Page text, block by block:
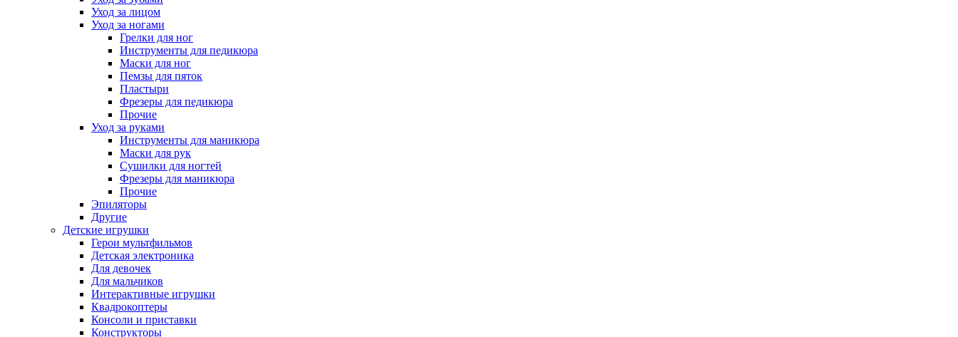
Уход за лицом
Уход за ногами
Грелки для ног
Инструменты для педикюра
Маски для ног
Пемзы для пяток
Пластыри
Фрезеры для педикюра
Прочие
Уход за руками
Инструменты для маникюра
Маски для рук
Сушилки для ногтей
Фрезеры для маникюра
Прочие
Эпиляторы
Другие
Детские игрушки
Герои мультфильмов
Детская электроника
Для девочек
Для мальчиков
Интерактивные игрушки
Квадрокоптеры
Консоли и приставки
Конструкторы